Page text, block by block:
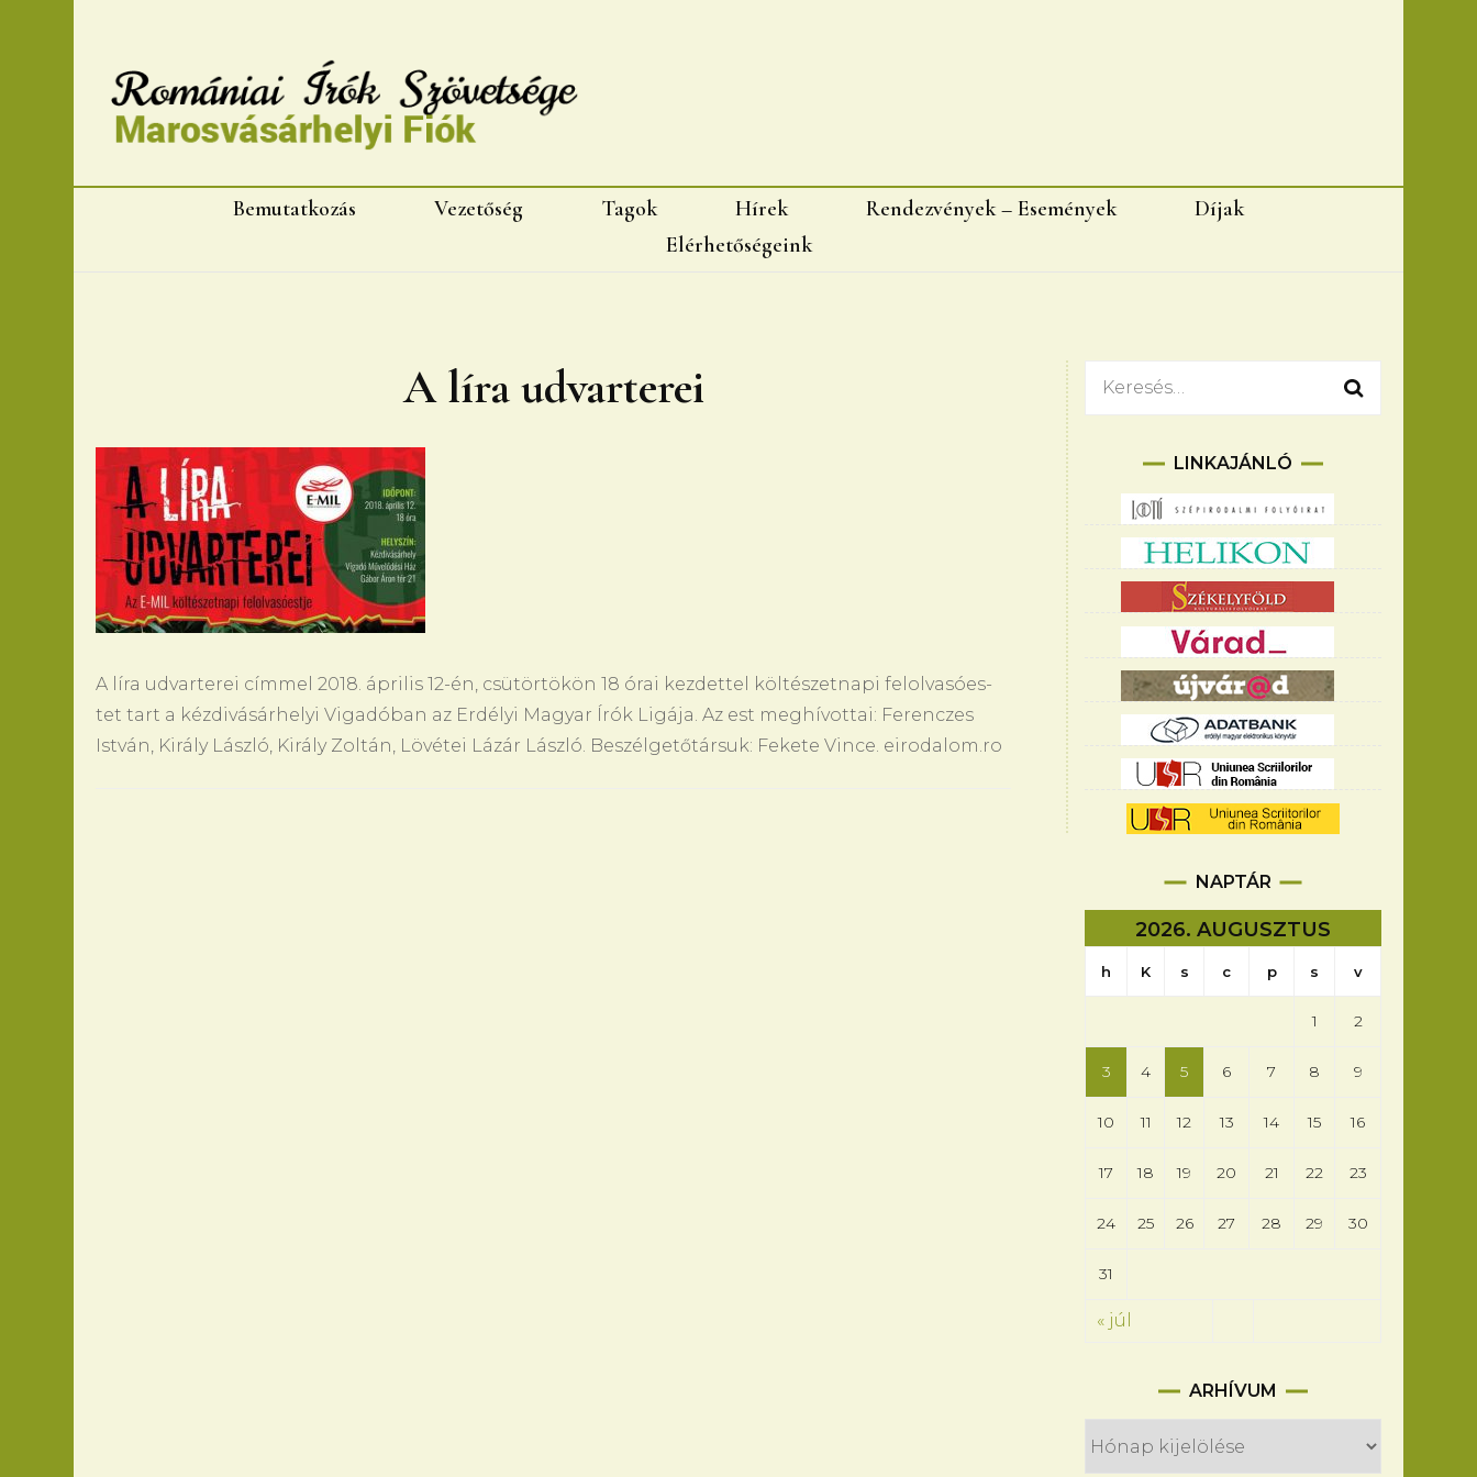
Romániai Írók Szövetsége, Marosvásárhelyi fiok
Bemutatkozás Vezetőség Tagok Hírek Rendezvények – Események
Díjak
Elérhetőségeink
A líra udvarterei
A líra ud­var­t­erei címmel 2018. ápri­lis 12-én, csütörtökön 18 órai kez­det­tel költészet­na­pi fel­ol­vasóes­
tet tart a kézdivásárhe­lyi Vi­gadóban az Erdélyi Ma­gyar Írók Ligája. Az est meghívot­tai: Fe­ren­c­zes
István, Király László, Király Zoltán, Lövétei Lázár László. Beszélgetőtársuk: Fe­ke­te Vin­ce. eirodalom.ro
Keresés:
LINKAJÁNLÓ
NAPTÁR
2026. AUGUSZTUS
h K s c p s v
1 2
3 4 5 6 7 8 9
10 11 12 13 14 15 16
17 18 19 20 21 22 23
24 25 26 27 28 29 30
31
« júl
ARHÍVUM
Arhívum